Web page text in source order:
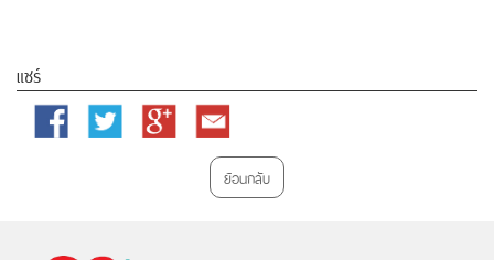
แชร์
Facebook Twitter
Google
Email
ย้อนกลับ